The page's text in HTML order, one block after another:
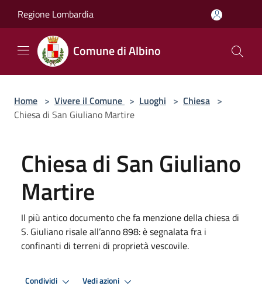
Regione Lombardia
Comune di Albino
Home > Vivere il Comune > Luoghi > Chiesa >
Chiesa di San Giuliano Martire
Chiesa di San Giuliano
Martire
Il più antico documento che fa menzione della chiesa di
S. Giuliano risale all’anno 898: è segnalata fra i
confinanti di terreni di proprietà vescovile.
Condividi Vedi azioni